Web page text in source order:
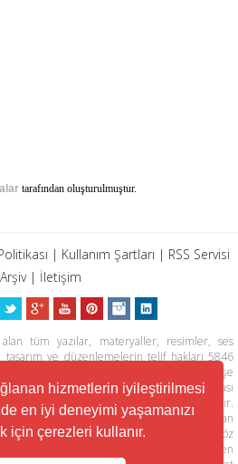
hizmetlerin iyileştirilmesi
en iyi deneyimi yaşamanızı
için çerezleri kullanır.
tarafından oluşturulmuştur.
| Kullanım Şartları | RSS Servisi
Arşiv| İletişim
tüm yazılar, materyaller, resimler, ses
tasarım ve düzenlemelerin telif hakları 5846
ile korunmaktadır. Her türlü haber, köşe
izinsiz ve kaynak belirtilmeksizin kopyalanması
yasal hakları tarafımızca saklı tutulmaktadır.
ve köşe yazılarına yapılan yorumlardan
Basın Meslek İlkelerine uymaya söz
sitelere yönlendiren linklerin içeriklerinden